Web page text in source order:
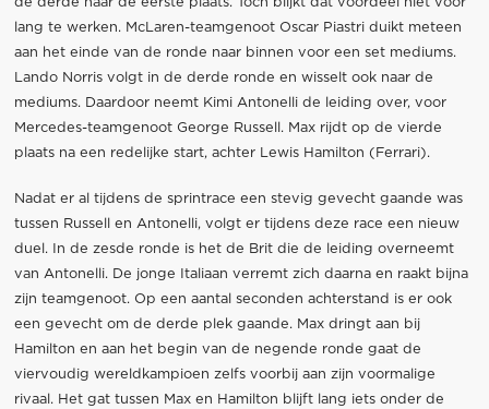
de derde naar de eerste plaats. Toch blijkt dat voordeel niet voor
lang te werken. McLaren-teamgenoot Oscar Piastri duikt meteen
aan het einde van de ronde naar binnen voor een set mediums.
Lando Norris volgt in de derde ronde en wisselt ook naar de
mediums. Daardoor neemt Kimi Antonelli de leiding over, voor
Mercedes-teamgenoot George Russell. Max rijdt op de vierde
plaats na een redelijke start, achter Lewis Hamilton (Ferrari).
Nadat er al tijdens de sprintrace een stevig gevecht gaande was
tussen Russell en Antonelli, volgt er tijdens deze race een nieuw
duel. In de zesde ronde is het de Brit die de leiding overneemt
van Antonelli. De jonge Italiaan verremt zich daarna en raakt bijna
zijn teamgenoot. Op een aantal seconden achterstand is er ook
een gevecht om de derde plek gaande. Max dringt aan bij
Hamilton en aan het begin van de negende ronde gaat de
viervoudig wereldkampioen zelfs voorbij aan zijn voormalige
rivaal. Het gat tussen Max en Hamilton blijft lang iets onder de